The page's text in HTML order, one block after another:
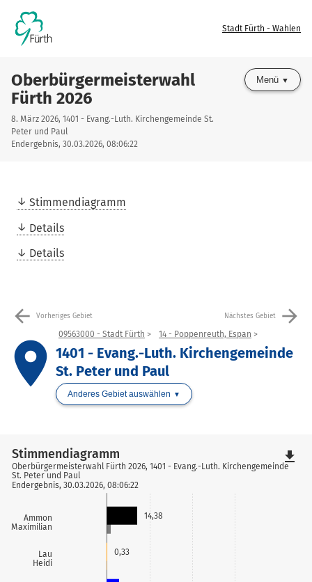
Stadt Fürth - Wahlen
Oberbürgermeisterwahl
Fürth 2026
8. März 2026, 1401 - Evang.-Luth. Kirchengemeinde St.
Peter und Paul
Endergebnis, 30.03.2026, 08:06:22
Menü
Stimmendiagramm
Details
Details
arrow_back Vorheriges Gebiet Nächstes Gebiet arrow_forward
place
09563000 - Stadt Fürth 14 - Poppenreuth, Espan
1401 - Evang.-Luth. Kirchengemeinde
St. Peter und Paul
Anderes Gebiet auswählen
Ammon
Maximilian
Lau
Heidi
14,38
0,33
Stimmendiagramm
Oberbürgermeisterwahl Fürth 2026, 1401 - Evang.-Luth. Kirchengemeinde
St. Peter und Paul
Endergebnis, 30.03.2026, 08:06:22
file_download